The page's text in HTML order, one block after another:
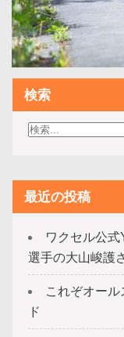
検索
最近の投稿
ワクセル公
選手の大山峻護
これぞオー
ド